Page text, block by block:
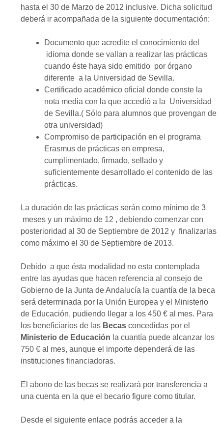
hasta el 30 de Marzo de 2012 inclusive. Dicha solicitud
deberá ir acompañada de la siguiente documentación:
Documento que acredite el conocimiento del
idioma donde se vallan a realizar las prácticas
cuando éste haya sido emitido por órgano
diferente a la Universidad de Sevilla.
Certificado académico oficial donde conste la
nota media con la que accedió a la Universidad
de Sevilla.( Sólo para alumnos que provengan de
otra universidad)
Compromiso de participación en el programa
Erasmus de prácticas en empresa,
cumplimentado, firmado, sellado y
suficientemente desarrollado el contenido de las
prácticas.
La duración de las prácticas serán como mínimo de 3
meses y un máximo de 12 , debiendo comenzar con
posterioridad al 30 de Septiembre de 2012 y finalizarlas
como máximo el 30 de Septiembre de 2013.
Debido a que ésta modalidad no esta contemplada
entre las ayudas que hacen referencia al consejo de
Gobierno de la Junta de Andalucía la cuantía de la beca
será determinada por la Unión Europea y el Ministerio
de Educación, pudiendo llegar a los 450 € al mes. Para
los beneficiarios de las Becas concedidas por el
Ministerio de Educación la cuantía puede alcanzar los
750 € al mes, aunque el importe dependerá de las
instituciones financiadoras.
El abono de las becas se realizará por transferencia a
una cuenta en la que el becario figure como titular.
Desde el siguiente enlace podrás acceder a la